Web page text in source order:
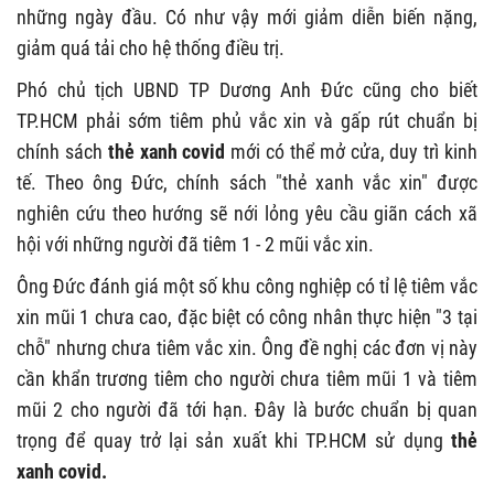
những ngày đầu. Có như vậy mới giảm diễn biến nặng,
giảm quá tải cho hệ thống điều trị.
Phó chủ tịch UBND TP Dương Anh Đức cũng cho biết
TP.HCM phải sớm tiêm phủ vắc xin và gấp rút chuẩn bị
chính sách thẻ xanh covid mới có thể mở cửa, duy trì kinh
tế. Theo ông Đức, chính sách "thẻ xanh vắc xin" được
nghiên cứu theo hướng sẽ nới lỏng yêu cầu giãn cách xã
hội với những người đã tiêm 1 - 2 mũi vắc xin.
Ông Đức đánh giá một số khu công nghiệp có tỉ lệ tiêm vắc
xin mũi 1 chưa cao, đặc biệt có công nhân thực hiện "3 tại
chỗ" nhưng chưa tiêm vắc xin. Ông đề nghị các đơn vị này
cần khẩn trương tiêm cho người chưa tiêm mũi 1 và tiêm
mũi 2 cho người đã tới hạn. Đây là bước chuẩn bị quan
trọng để quay trở lại sản xuất khi TP.HCM sử dụng thẻ
xanh covid.